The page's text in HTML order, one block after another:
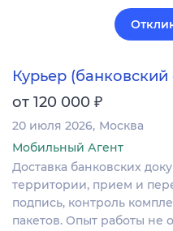
Курьер (банковский
от 120 000 ₽
20 июля 2026 Москва
Мобильный Агент
Доставка банковских
территории, прием и
подпись, контроль
пакетов. Опыт работы не